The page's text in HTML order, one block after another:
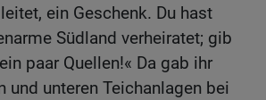
ein Geschenk. Du hast
Südland verheiratet; gib
paar Quellen!« Da gab ihr
und unteren Teichanlagen bei